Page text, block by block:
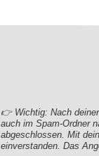
👉 Wichtig: Nach
auch im Spam-Ordner
abgeschlossen. Mit
einverstanden. Das